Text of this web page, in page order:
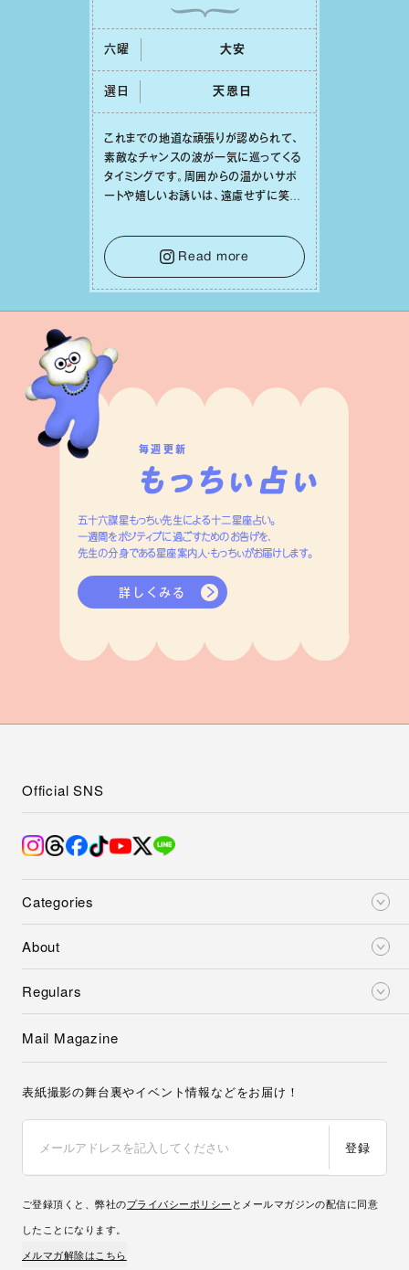
六曜 ⼤安
選日 天恩⽇
これまでの地道な頑張りが認められて、
素敵なチャンスの波が⼀気に巡ってくる
タイミングです。周囲からの温かいサポ
ートや嬉しいお誘いは、遠慮せずに笑顔
せになっていくイメージを持って⼀歩を
踏み出して。⼀⼈⼀⼈の良いところが混
ざり合い、ハッピーな未来が形作られて
いきます。
Read more
毎週更新
五十六謀星もっちぃ先生による十二星座占い。
一週間をポジティブに過ごすためのお告げを、
先生の分身である星座案内人・もっちぃがお届けします。
詳しくみる
Categories
About
Regulars
Official SNS
Mail Magazine
表紙撮影の舞台裏やイベント情報などをお届け！
登録
ご登録頂くと、弊社のプライバシーポリシー とメールマガジンの配信に同意
したことになります。
メルマガ解除はこちら